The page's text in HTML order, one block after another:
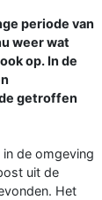
periode van
weer wat
op. In de
getroffen
de omgeving
uit de
Het